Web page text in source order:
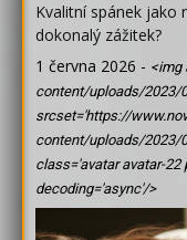
Kvalitní spánek jako
dokonalý zážitek?
1 června 2026 - <img
content/uploads/2023/
srcset='https://
content/uploads/2023/
class='avatar avatar-22
decoding='async'/>